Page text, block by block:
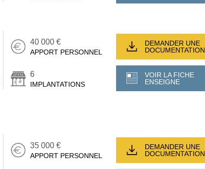
40 000 €
APPORT PERSONNEL
6
IMPLANTATIONS
DEMANDER UNE
DOCUMENTATION
VOIR LA FICHE
ENSEIGNE
35 000 €
APPORT PERSONNEL
DEMANDER UNE
DOCUMENTATION